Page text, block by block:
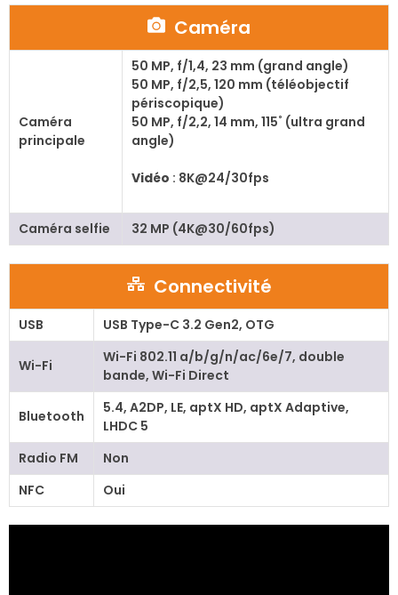
Caméra
Caméra
principale
50 MP, f/1,4, 23 mm (grand angle)
50 MP, f/2,5, 120 mm (téléobjectif
périscopique)
50 MP, f/2,2, 14 mm, 115˚ (ultra grand
angle)
Vidéo : 8K@24/30fps
Caméra selfie 32 MP (4K@30/60fps)
Connectivité
USB USB Type-C 3.2 Gen2, OTG
Wi-Fi
Wi-Fi 802.11 a/b/g/n/ac/6e/7, double
bande, Wi-Fi Direct
Bluetooth
5.4, A2DP, LE, aptX HD, aptX Adaptive,
LHDC 5
Radio FM
Non
NFC
Oui